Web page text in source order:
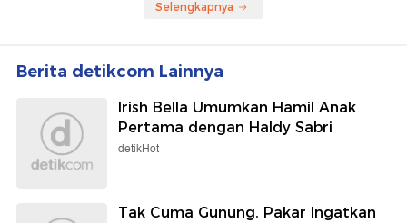
Selengkapnya
Berita detikcom Lainnya
Irish Bella Umumkan Hamil Anak
Pertama dengan Haldy Sabri
detikHot
Tak Cuma Gunung, Pakar Ingatkan